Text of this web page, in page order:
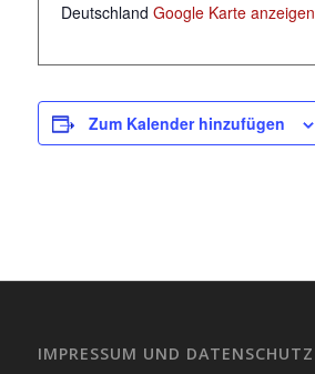
Deutschland Google Karte anzeigen
Zum Kalender hinzufügen
IMPRESSUM UND DATENSCHUTZ